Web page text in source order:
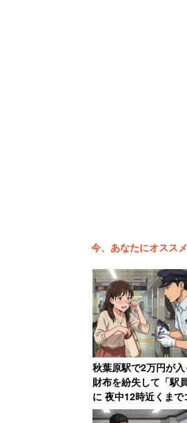
「年収が上がっ
49％が「賞与額
「福利厚生・諸
今、あなたにオススメ
秋葉原駅で2万円が入
財布を紛失して「駅
に 夜中12時近くまで
箱をひっくり返して